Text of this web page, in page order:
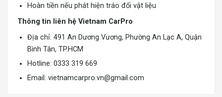
Hoàn tiền nếu phát hiện tráo đổi vật liệu
Thông tin liên hệ Vietnam CarPro
Địa chỉ: 491 An Dương Vương, Phường An Lạc A, Quận
Bình Tân, TP.HCM
Hotline: 0333 319 669
Email: vietnamcarpro.vn@gmail.com